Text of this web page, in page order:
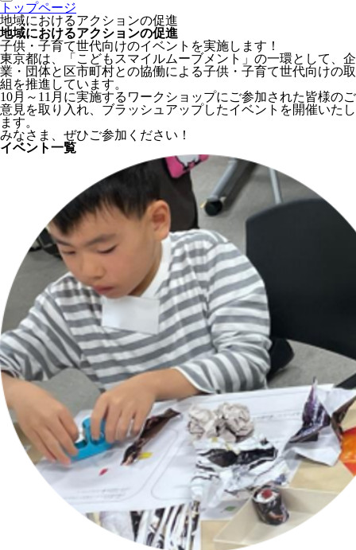
トップページ
地域におけるアクションの促進
地域におけるアクションの促進
子供・子育て世代向けのイベントを実施します！
東京都は、「こどもスマイルムーブメント」の一環として、企
業・団体と区市町村との協働による子供・子育て世代向けの取
組を推進しています。
10月～11月に実施するワークショップにご参加された皆様のご
意見を取り入れ、ブラッシュアップしたイベントを開催いたし
ます。
みなさま、ぜひご参加ください！
イベント一覧